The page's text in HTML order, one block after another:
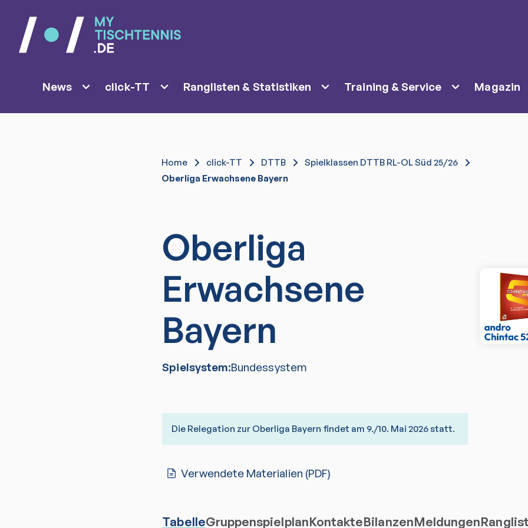
News click-TT Ranglisten & Statistiken Training & Service Magazin
Home click-TT DTTB
Spielklassen DTTB RL-OL Süd 25/26
Oberliga Erwachsene Bayern
Oberliga
Erwachsene
Bayern
Spielsystem:Bundessystem
Die Relegation zur Oberliga Bayern findet am 9./10. Mai 2026 statt.
Verwendete Materialien (PDF)
TabelleGruppenspielplanKontakteBilanzenMeldungen